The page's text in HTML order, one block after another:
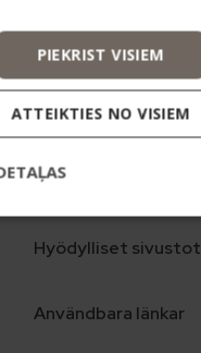
Noderīgas saites
Hyödylliset sivustot
Användbara länkar
PIEKRIST VISIEM
ATTEIKTIES NO VISIEM